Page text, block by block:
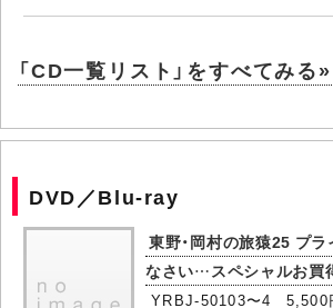
「CD一覧リスト」をすべてみる»
DVD／Blu-ray
東野・岡村の旅猿25 プ
なさい…スペシャルお買
YRBJ-50103〜4 5,500